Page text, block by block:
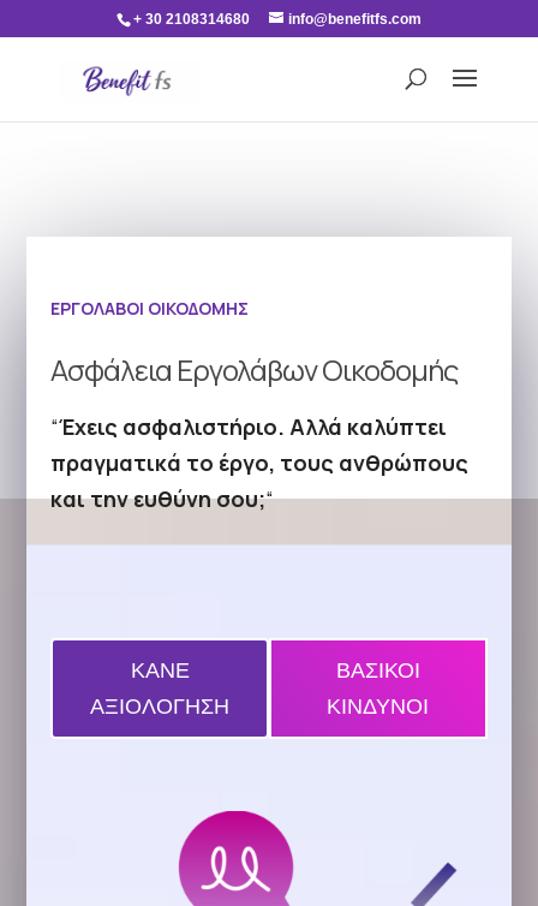
+ 30 2108314680 info@benefitfs.com
ΕΡΓΟΛΑΒΟΙ ΟΙΚΟΔΟΜΗΣ
Ασφάλεια Εργολάβων Οικοδομής
“Έχεις ασφαλιστήριο. Αλλά καλύπτει
πραγματικά το έργο, τους ανθρώπους
και την ευθύνη σου;“
ΚΑΝΕ
ΑΞΙΟΛΟΓΗΣΗ
ΒΑΣΙΚΟΙ
ΚΙΝΔΥΝΟΙ